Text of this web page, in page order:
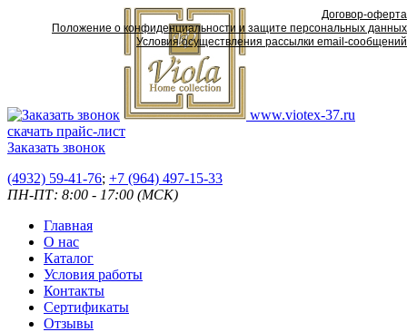
www.viotex-37.ru
скачать прайс-лист
Заказать звонок
(4932) 59-41-76; +7 (964) 497-15-33
ПН-ПТ: 8:00 - 17:00 (МСК)
Главная
О нас
Каталог
Условия работы
Контакты
Сертификаты
Отзывы
Договор-оферта
Положение о конфиденциальности и защите персональных данных
Условия осуществления рассылки email-сообщений